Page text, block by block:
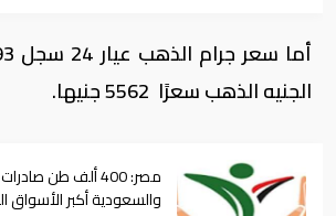
الجنيه الذهب سعرًا 5562 جنيها.
مصر: 400 ألف طن
والسعودية أكبر الأسواق